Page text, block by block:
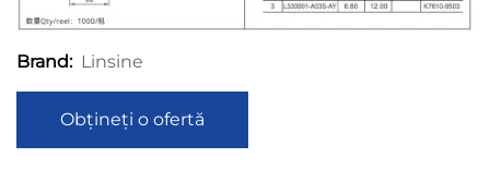
Brand: Linsine
Obțineți o ofertă